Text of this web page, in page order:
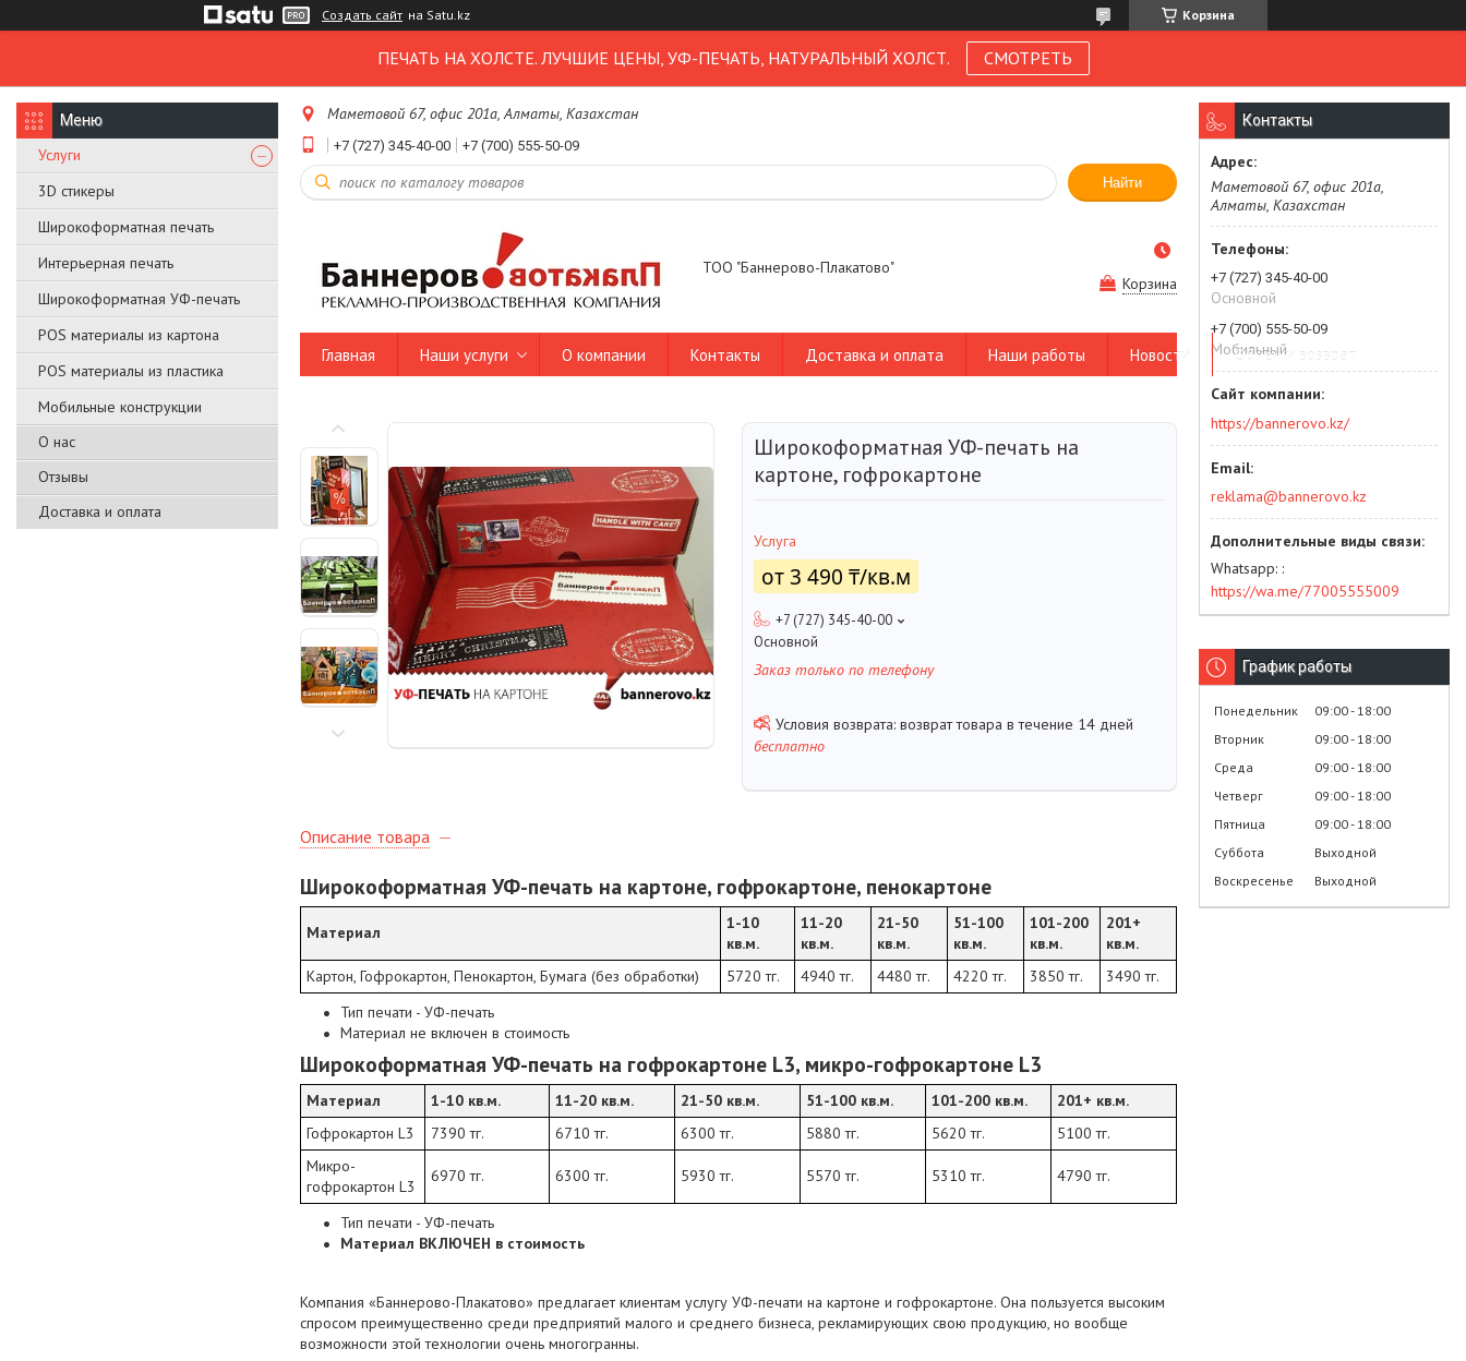
Создать сайт на Satu.kz Корзина
ПЕЧАТЬ НА ХОЛСТЕ. ЛУЧШИЕ ЦЕНЫ, УФ-ПЕЧАТЬ, НАТУРАЛЬНЫЙ ХОЛСТ. СМОТРЕТЬ
Услуги
3D стикеры
Широкоформатная печать
Интерьерная печать
Широкоформатная УФ-печать
POS материалы из картона
POS материалы из пластика
Мобильные конструкции
О нас
Отзывы
Доставка и оплата
Маметовой 67, офис 201а, Алматы, Казахстан
+7 (727) 345-40-00 +7 (700) 555-50-09
Найти
ТОО "Баннерово-Плакатово"
Корзина
Главная Наши услуги О компании Контакты Доставка и оплата Наши работы Новости Обмен и возврат
Широкоформатная УФ-печать на
картоне, гофрокартоне
Услуга
от3 490 ₸/кв.м
+7 (727) 345-40-00
Основной
Заказ только по телефону
возврат товара в течение 14 дней
бесплатно
Описание товара
Широкоформатная УФ-печать на картоне, гофрокартоне, пенокартоне
Материал
1-10
кв.м.
11-20
кв.м.
21-50
кв.м.
51-100
кв.м.
101-200
кв.м.
201+
кв.м.
Картон, Гофрокартон, Пенокартон, Бумага (без обработки)
5720 тг. 4940 тг. 4480 тг. 4220 тг. 3850 тг.
3490 тг.
Тип печати - УФ-печать
Материал не включен в стоимость
Широкоформатная УФ-печать на гофрокартоне L3, микро-гофрокартоне L3
Материал 1-10 кв.м. 11-20 кв.м. 21-50 кв.м. 51-100 кв.м. 101-200 кв.м.
201+ кв.м.
Гофрокартон L3
7390 тг. 6710 тг. 6300 тг. 5880 тг. 5620 тг.
5100 тг.
Микро-
гофрокартон L3
6970 тг. 6300 тг. 5930 тг. 5570 тг. 5310 тг. 4790 тг.
Тип печати - УФ-печать
Материал ВКЛЮЧЕН в стоимость
Компания «Баннерово-Плакатово» предлагает клиентам услугу УФ-печати на картоне и гофрокартоне. Она пользуется высоким
спросом преимущественно среди предприятий малого и среднего бизнеса, рекламирующих свою продукцию, но вообще
возможности этой технологии очень многогранны.
Контакты
Маметовой 67, офис 201а,
Алматы, Казахстан
+7 (727) 345-40-00
Основной
+7 (700) 555-50-09
Мобильный
https://bannerovo.kz/
reklama@bannerovo.kz
Whatsapp:
https://wa.me/77005555009
График работы
Понедельник 09:00 18:00
Вторник
09:00 18:00
Среда
09:00 18:00
Четверг
09:00 18:00
Пятница
09:00 18:00
Суббота
Выходной
Воскресенье
Выходной